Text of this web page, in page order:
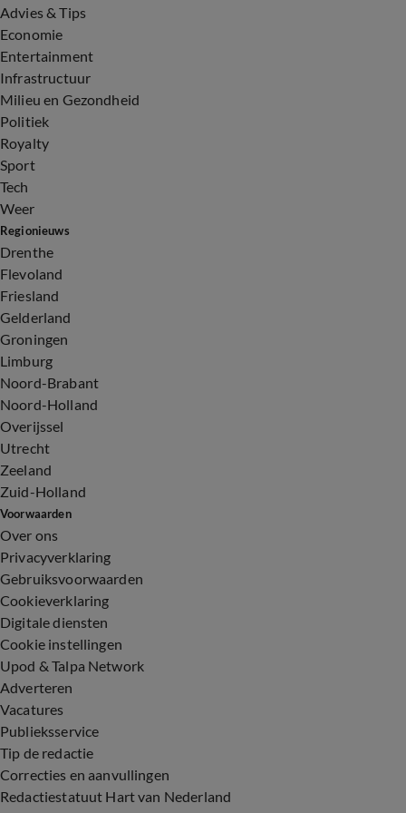
Advies & Tips
Economie
Entertainment
Infrastructuur
Milieu en Gezondheid
Politiek
Royalty
Sport
Tech
Weer
Regionieuws
Drenthe
Flevoland
Friesland
Gelderland
Groningen
Limburg
Noord-Brabant
Noord-Holland
Overijssel
Utrecht
Zeeland
Zuid-Holland
Voorwaarden
Over ons
Privacyverklaring
Gebruiksvoorwaarden
Cookieverklaring
Digitale diensten
Cookie instellingen
Upod & Talpa Network
Adverteren
Vacatures
Publieksservice
Tip de redactie
Correcties en aanvullingen
Redactiestatuut Hart van Nederland